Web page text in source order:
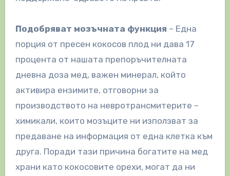
Подобряват мозъчната функция – Една
порция от пресен кокосов плод ни дава 17
процента от нашата препоръчителната
дневна доза мед, важен минерал, който
активира ензимите, отговорни за
производството на невротрансмитерите –
химикали, които мозъците ни използват за
предаване на информация от една клетка към
друга. Поради тази причина богатите на мед
храни като кокосовите орехи, могат да ни